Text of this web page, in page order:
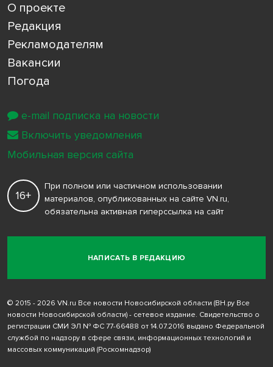
О проекте
Редакция
Рекламодателям
Вакансии
Погода
НАПИСАТЬ В РЕДАКЦИЮ
16+
При полном или частичном использовании
материалов, опубликованных на сайте VN.ru,
обязательна активная гиперссылка на сайт
© 2015 - 2026 VN.ru Все новости Новосибирской области (ВН.ру Все
новости Новосибирской области) - сетевое издание. Свидетельство о
регистрации СМИ ЭЛ № ФС 77-66488 от 14.07.2016 выдано Федеральной
службой по надзору в сфере связи, информационных технологий и
массовых коммуникаций (Роскомнадзор)
e-mail подписка на новости
Включить уведомления
Мобильная версия сайта